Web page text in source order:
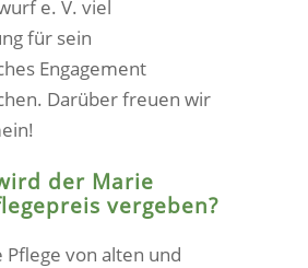
e. V. viel
für sein
Engagement
Darüber freuen wir
der Marie
vergeben?
Pflege von alten und